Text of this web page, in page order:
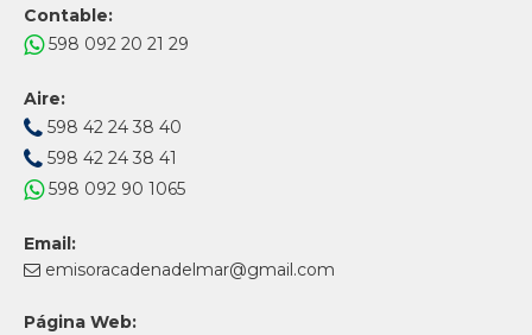
Contable:
598 092 20 21 29
Aire:
598 42 24 38 40
598 42 24 38 41
598 092 90 1065
Email:
emisoracadenadelmar@gmail.com
Página Web: